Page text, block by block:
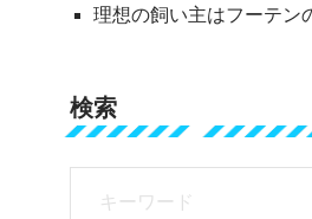
理想の飼い主はフーテン
検索